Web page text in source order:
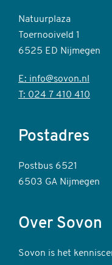
Natuurplaza
Toernooiveld 1
6525 ED Nijmegen
E: info@sovon.nl
T: 024 7 410 410
Postadres
Postbus 6521
6503 GA Nijmegen
Over Sovon
Sovon is het